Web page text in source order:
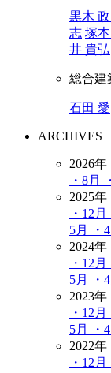
黒木 政
志 塚
井 貴弘
総合建
石田 愛
ARCHIVES
2026年
・8月
2025年
・12月
5月
・
2024年
・12月
5月
・
2023年
・12月
5月
・
2022年
・12月